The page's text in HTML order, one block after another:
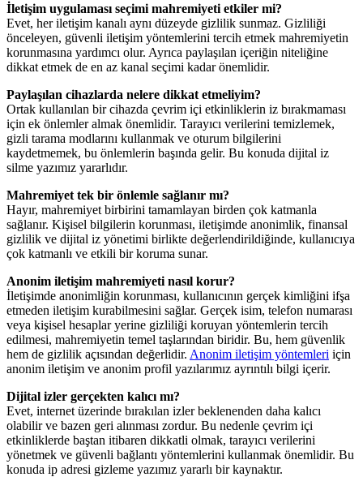
İletişim uygulaması seçimi mahremiyeti etkiler mi?
Evet, her iletişim kanalı aynı düzeyde gizlilik sunmaz. Gizliliği
önceleyen, güvenli iletişim yöntemlerini tercih etmek mahremiyetin
korunmasına yardımcı olur. Ayrıca paylaşılan içeriğin niteliğine
dikkat etmek de en az kanal seçimi kadar önemlidir.
Paylaşılan cihazlarda nelere dikkat etmeliyim?
Ortak kullanılan bir cihazda çevrim içi etkinliklerin iz bırakmaması
için ek önlemler almak önemlidir. Tarayıcı verilerini temizlemek,
gizli tarama modlarını kullanmak ve oturum bilgilerini
kaydetmemek, bu önlemlerin başında gelir. Bu konuda dijital iz
silme yazımız yararlıdır.
Mahremiyet tek bir önlemle sağlanır mı?
Hayır, mahremiyet birbirini tamamlayan birden çok katmanla
sağlanır. Kişisel bilgilerin korunması, iletişimde anonimlik, finansal
gizlilik ve dijital iz yönetimi birlikte değerlendirildiğinde, kullanıcıya
çok katmanlı ve etkili bir koruma sunar.
Anonim iletişim mahremiyeti nasıl korur?
İletişimde anonimliğin korunması, kullanıcının gerçek kimliğini ifşa
etmeden iletişim kurabilmesini sağlar. Gerçek isim, telefon numarası
veya kişisel hesaplar yerine gizliliği koruyan yöntemlerin tercih
edilmesi, mahremiyetin temel taşlarından biridir. Bu, hem güvenlik
hem de gizlilik açısından değerlidir. Anonim iletişim yöntemleri için
anonim iletişim ve anonim profil yazılarımız ayrıntılı bilgi içerir.
Dijital izler gerçekten kalıcı mı?
Evet, internet üzerinde bırakılan izler beklenenden daha kalıcı
olabilir ve bazen geri alınması zordur. Bu nedenle çevrim içi
etkinliklerde baştan itibaren dikkatli olmak, tarayıcı verilerini
yönetmek ve güvenli bağlantı yöntemlerini kullanmak önemlidir. Bu
konuda ip adresi gizleme yazımız yararlı bir kaynaktır.